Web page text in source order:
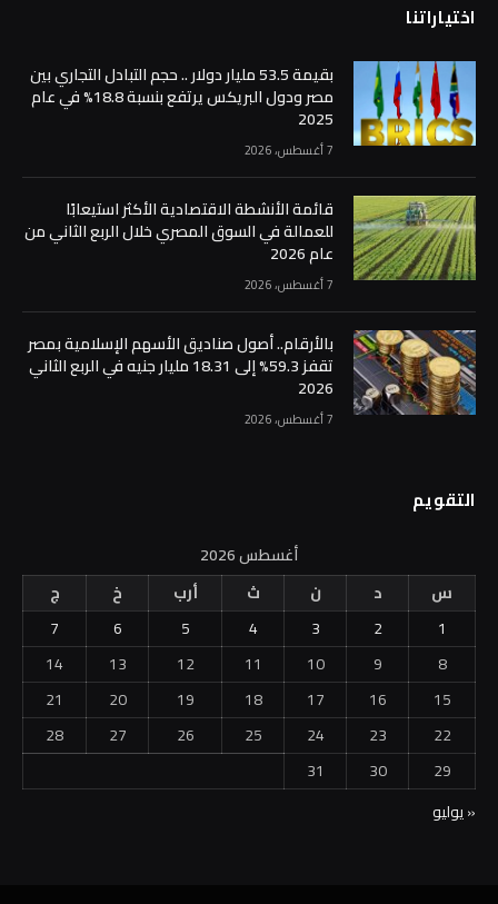
اختياراتنا
بقيمة 53.5 مليار دولار .. حجم التبادل التجاري بين
مصر ودول البريكس يرتفع بنسبة 18.8% في عام
2025
7 أغسطس، 2026
قائمة الأنشطة الاقتصادية الأكثر استيعابًا
للعمالة في السوق المصري خلال الربع الثاني من
عام 2026
7 أغسطس، 2026
بالأرقام.. أصول صناديق الأسهم الإسلامية بمصر
تقفز 59.3% إلى 18.31 مليار جنيه في الربع الثاني
2026
7 أغسطس، 2026
التقويم
أغسطس 2026
س
د ن ث أرب خ
ج
1
2
3
4
5
6
7
8
9
10
11
12
13
14
15
16
17
18
19
20
21
22
23
24
25
26
27
28
29
30
31
« يوليو